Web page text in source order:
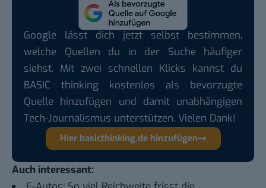
Google lässt dich jetzt selbst bestimmen,
welche Quellen du in der Suche häufiger
siehst. Mit zwei schnellen Klicks kannst du
BASIC thinking kostenlos als bevorzugte
Quelle hinzufügen und damit unabhängigen
Tech-Journalismus unterstützen. Vielen Dank!
Hier basicthinking.de hinzufügen
Auch interessant: